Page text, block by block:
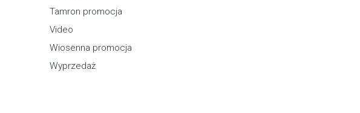
Tamron promocja
Video
Wiosenna promocja
Wyprzedaż